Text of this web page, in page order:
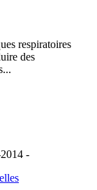
respiratoires
des
-